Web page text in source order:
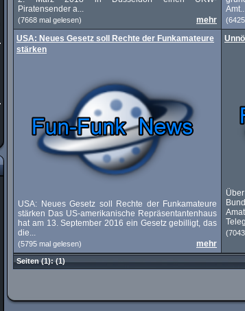
Piratensender a...
(7668 mal gelesen) mehr
USA: Neues Gesetz soll Rechte der Funkamateure
stärken
USA: Neues Gesetz soll Rechte der Funkamateure
stärken Das US-amerikanische Repräsentantenhaus
hat am 13. September 2016 ein Gesetz gebilligt, das
die...
(5795 mal gelesen) mehr
Seiten(1):(1)